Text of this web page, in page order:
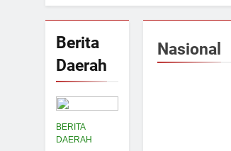
Berita
Daerah
BERITA
DAERAH
Nasional
NASIONAL